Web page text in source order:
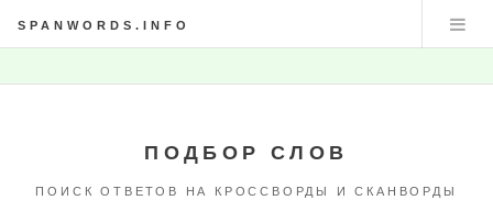
SPANWORDS.INFO
ПОДБОР СЛОВ
ПОИСК ОТВЕТОВ НА КРОССВОРДЫ И СКАНВОРДЫ